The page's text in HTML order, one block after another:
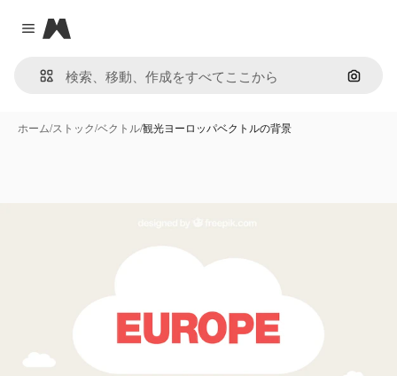
Close menu
Magnific
画像で
ホーム/ストック/ベクトル/観光ヨーロッパベクトルの背景